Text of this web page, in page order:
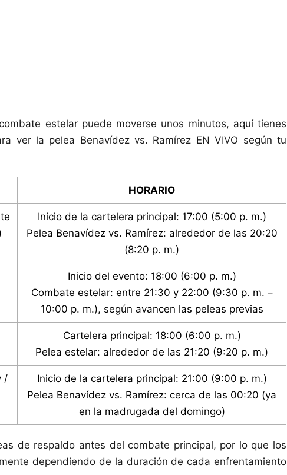
estelar puede moverse unos minutos, aquí tienes
ver la pelea Benavídez vs. Ramírez EN VIVO según tu
HORARIO
Inicio de la cartelera principal: 17:00 (5:00 p. m.)
Pelea Benavídez vs. Ramírez: alrededor de las 20:20
(8:20 p. m.)
Inicio del evento: 18:00 (6:00 p. m.)
Combate estelar: entre 21:30 y 22:00 (9:30 p. m. –
10:00 p. m.), según avancen las peleas previas
Cartelera principal: 18:00 (6:00 p. m.)
Pelea estelar: alrededor de las 21:20 (9:20 p. m.)
/
Inicio de la cartelera principal: 21:00 (9:00 p. m.)
Pelea Benavídez vs. Ramírez: cerca de las 00:20 (ya
en la madrugada del domingo)
de respaldo antes del combate principal, por lo que los
dependiendo de la duración de cada enfrentamiento